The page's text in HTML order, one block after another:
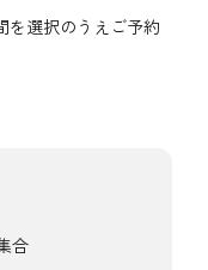
を選択のうえご予約
合